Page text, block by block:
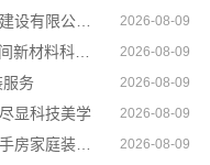
兴平装修靠谱，选中蓝建投（北京）建设有限公司武功分公司 2026-08-09
新房家庭装修硬装施工 - 福建尚艺空间新材料科技有限公司 2026-08-09
服务 2026-08-09
显科技美学 2026-08-09
福建尚艺空间新材料科技有限公司二手房家庭装修口碑优选整体落地 2026-08-09